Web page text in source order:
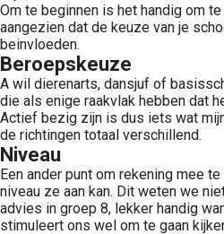
Om te beginnen is het handig om
aangezien dat de keuze van je
beinvloeden.
Beroepskeuze
A wil dierenarts, dansjuf of
die als enige raakvlak hebben dat
Actief bezig zijn is dus iets wat
de richtingen totaal verschillend.
Niveau
Een ander punt om rekening mee
niveau ze aan kan. Dit weten we
advies in groep 8, lekker handig
stimuleert ons wel om te gaan